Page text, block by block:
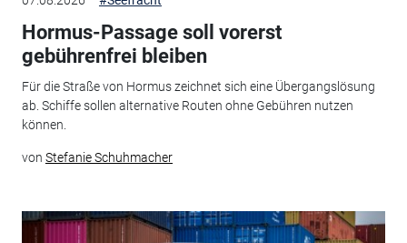
Hormus-Passage soll vorerst
gebührenfrei bleiben
Für die Straße von Hormus zeichnet sich eine Übergangslösung
ab. Schiffe sollen alternative Routen ohne Gebühren nutzen
können.
von Stefanie Schuhmacher